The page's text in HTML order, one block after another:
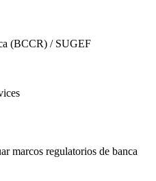
(BCCR) / SUGEF
marcos regulatorios de banca